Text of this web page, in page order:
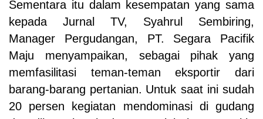
Sementara itu dalam kesempatan yang sama
kepada Jurnal TV, Syahrul Sembiring,
Manager Pergudangan, PT. Segara Pacifik
Maju menyampaikan, sebagai pihak yang
memfasilitasi teman-teman eksportir dari
barang-barang pertanian. Untuk saat ini sudah
20 persen kegiatan mendominasi di gudang